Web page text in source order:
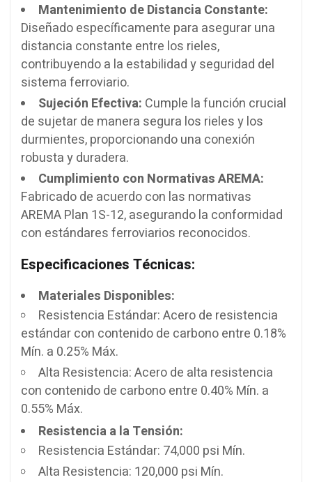
Mantenimiento de Distancia Constante:
Diseñado específicamente para asegurar una
distancia constante entre los rieles,
contribuyendo a la estabilidad y seguridad del
sistema ferroviario.
Sujeción Efectiva: Cumple la función crucial
de sujetar de manera segura los rieles y los
durmientes, proporcionando una conexión
robusta y duradera.
Cumplimiento con Normativas AREMA:
Fabricado de acuerdo con las normativas
AREMA Plan 1S-12, asegurando la conformidad
con estándares ferroviarios reconocidos.
Especificaciones Técnicas:
Materiales Disponibles:
Resistencia Estándar: Acero de resistencia
estándar con contenido de carbono entre 0.18%
Mín. a 0.25% Máx.
Alta Resistencia: Acero de alta resistencia
con contenido de carbono entre 0.40% Mín. a
0.55% Máx.
Resistencia a la Tensión:
Resistencia Estándar: 74,000 psi Mín.
Alta Resistencia: 120,000 psi Mín.